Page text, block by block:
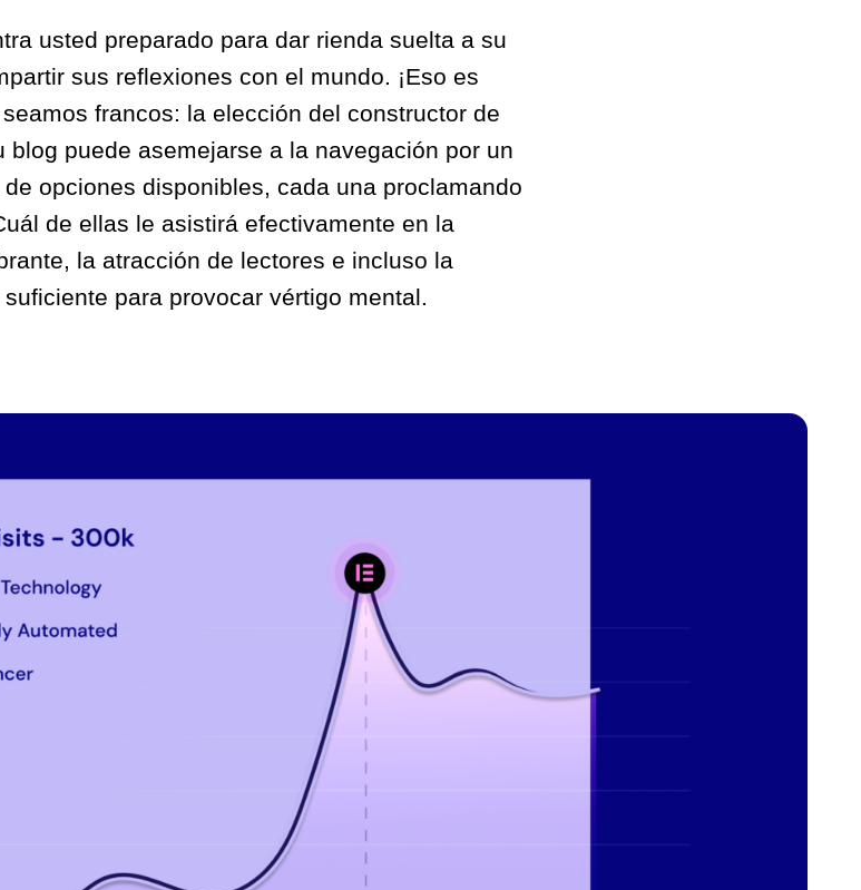
usted preparado para dar rienda suelta a su
sus reflexiones con el mundo. ¡Eso es
francos: la elección del constructor de
blog puede asemejarse a la navegación por un
opciones disponibles, cada una proclamando
de ellas le asistirá efectivamente en la
la atracción de lectores e incluso la
para provocar vértigo mental.